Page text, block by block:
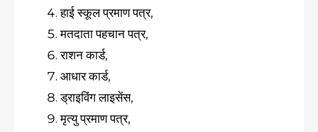
हाई स्कूल प्रमाण पत्र,
मतदाता पहचान पत्र,
राशन कार्ड,
आधार कार्ड,
ड्राइविंग लाइसेंस,
मृत्यु प्रमाण पत्र,